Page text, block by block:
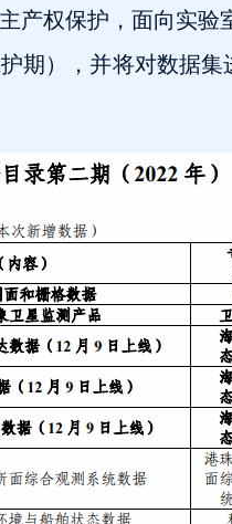
产权保护，面向实
期），并将对数据集